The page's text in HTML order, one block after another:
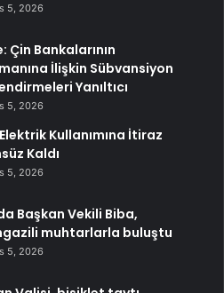
5, 2026
Çin Bankalarının
İlişkin Sübvansiyon
Yanıltıcı
5, 2026
Kullanımına İtiraz
Kaldı
5, 2026
Başkan Vekili Biba,
muhtarlarla buluştu
5, 2026